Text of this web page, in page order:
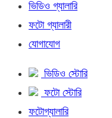
ভিডিও গ্যালারি
ফটো গ্যালারী
যোগাযোগ
ভিডিও স্টোরি
ফটো স্টোরি
ফটোগ্যালারি